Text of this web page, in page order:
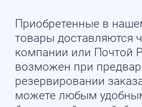
Приобретенные в
товары доставляются
компании или Почтой
возможен при
резервировании
можете любым